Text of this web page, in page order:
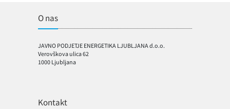
O nas
JAVNO PODJETJE ENERGETIKA LJUBLJANA d.o.o.
Verovškova ulica 62
1000 Ljubljana
Kontakt